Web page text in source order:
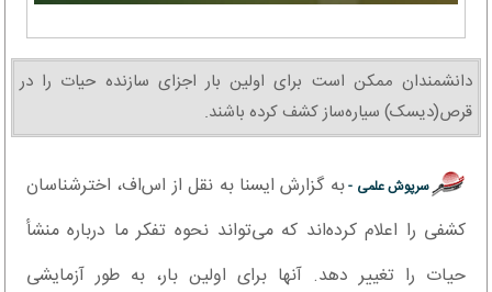
دانشمندان ممکن است برای اولین بار اجزای سازنده حیات را در
قرص(دیسک) سیاره‌ساز کشف کرده باشند.
سرپوش علمی -به گزارش ایسنا به نقل از اس‌اف، اخترشناسان
کشفی را اعلام کرده‌اند که می‌تواند نحوه تفکر ما درباره منشأ
حیات را تغییر دهد. آنها برای اولین بار، به طور آزمایشی